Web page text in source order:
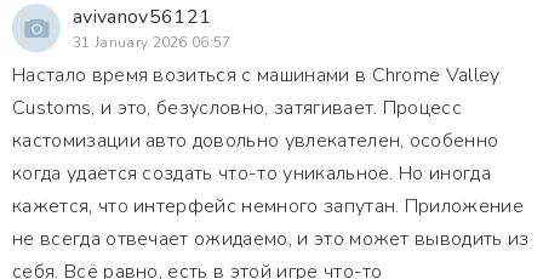
avivanov56121
31 January 2026 06:57
Настало время возиться с машинами в Chrome Valley
Customs, и это, безусловно, затягивает. Процесс
кастомизации авто довольно увлекателен, особенно
когда удается создать что-то уникальное. Но иногда
кажется, что интерфейс немного запутан. Приложение
не всегда отвечает ожидаемо, и это может выводить из
себя. Всё равно, есть в этой игре что-то